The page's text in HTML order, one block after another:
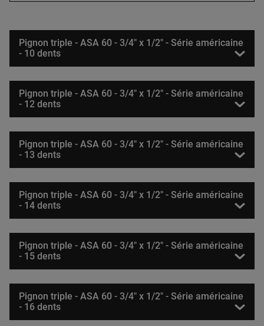
Pignon triple - ASA 60 - 3/4" x 1/2" - Série américaine
- 10 dents
Pignon triple - ASA 60 - 3/4" x 1/2" - Série américaine
- 12 dents
Pignon triple - ASA 60 - 3/4" x 1/2" - Série américaine
- 13 dents
Pignon triple - ASA 60 - 3/4" x 1/2" - Série américaine
- 14 dents
Pignon triple - ASA 60 - 3/4" x 1/2" - Série américaine
- 15 dents
Pignon triple - ASA 60 - 3/4" x 1/2" - Série américaine
- 16 dents